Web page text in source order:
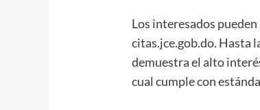
Los interesados
citas.jce.gob.do. Hasta
demuestra el alto
cual cumple con